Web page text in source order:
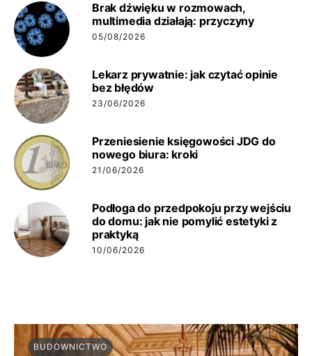
Brak dźwięku w rozmowach,
multimedia działają: przyczyny
05/08/2026
Lekarz prywatnie: jak czytać opinie
bez błędów
23/06/2026
Przeniesienie księgowości JDG do
nowego biura: kroki
21/06/2026
Podłoga do przedpokoju przy wejściu
do domu: jak nie pomylić estetyki z
praktyką
10/06/2026
BUDOWNICTWO